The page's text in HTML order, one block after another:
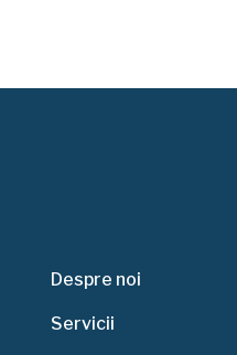
Despre noi
Servicii